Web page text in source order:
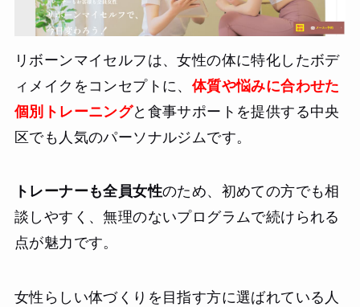
リボーンマイセルフは、女性の体に特化したボデ
ィメイクをコンセプトに、 体質や悩みに合わせた
個別トレーニングと食事サポートを提供する中央
区でも人気のパーソナルジムです。
トレーナーも全員女性のため、初めての方でも相
談しやすく、無理のないプログラムで続けられる
点が魅力です。
女性らしい体づくりを目指す方に選ばれている人